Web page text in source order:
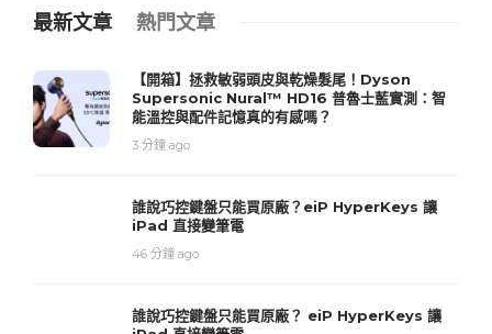
最新文章 熱門文章
【開箱】拯救敏弱頭皮與乾燥髮尾！Dyson
Supersonic Nural™ HD16 普魯士藍實測：智
能溫控與配件記憶真的有感嗎？
3 分鐘 ago
誰說巧控鍵盤只能買原廠？eiP HyperKeys 讓
iPad 直接變筆電
46 分鐘 ago
誰說巧控鍵盤只能買原廠？ eiP HyperKeys 讓